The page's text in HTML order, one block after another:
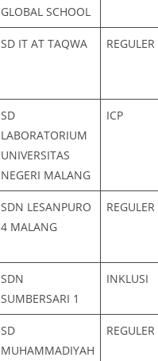
GLOBAL SCHOOL
SD IT AT TAQWA REGULER
SD
LABORATORIUM
UNIVERSITAS
NEGERI MALANG
ICP
SDN LESANPURO
4 MALANG
REGULER
SDN
SUMBERSARI 1
INKLUSI
SD
MUHAMMADIYAH
REGULER